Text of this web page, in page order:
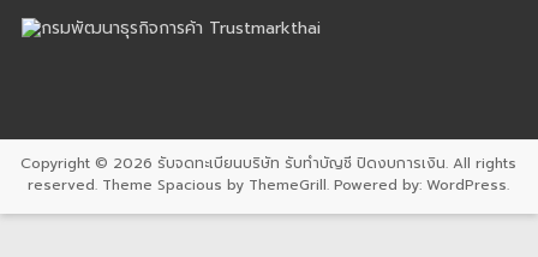
Copyright © 2026 รับจดทะเบียนบริษัท รับทำบัญชี ปิดงบการเงิน. All rights
reserved. ThemeSpacious by ThemeGrill. Powered by:WordPress.